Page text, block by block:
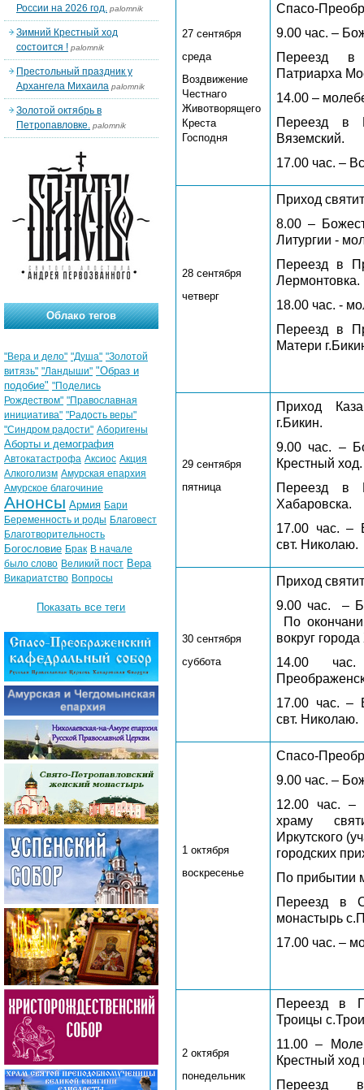
27 сентября
среда
Воздвижение
Честнаго
Животворящего
Креста
Господня
Спасо-
9.00 час. –
Переезд в
Патриарха
14.00 –
Переезд в
Вяземский.
17.00 час. –
28 сентября
четверг
Приход
8.00 –
Литургии -
Переезд в
Лермонтовка.
18.00 час. -
Переезд в
Матери
29 сентября
пятница
Приход
г.Бикин.
9.00 час. –
Крестный ход.
Переезд в
Хабаровска.
17.00 час. –
свт. Николаю.
30 сентября
суббота
Приход
9.00 час.
–
По
вокруг
14.00
17.00 час. –
свт. Николаю.
1 октября
воскресенье
Спасо-
9.00 час. –
12.00 час. –
храму
Иркутского
городских
По прибытии
Переезд в
монастырь
17.00 час. –
2 октября
понедельник
Переезд в
Троицы
11.00 –
Крестный ход
Переезд
России на 2026 год. palomnik
Зимний Крестный ход
состоится ! palomnik
Престольный праздник у
Архангела Михаила palomnik
Золотой октябрь в
Петропавловке. palomnik
Облако тегов
"Вера и дело" "Душа" "Золотой
витязь" "Ландыши" "Образ и
подобие" "Поделись
Рождеством" "Православная
инициатива" "Радость веры"
"Синдром радости" Аборигены
Аборты и демография
Автокатастрофа Аксиос Акция
Алкоголизм Амурская епархия
Амурское благочиние
Анонсы Армия Бари
Беременность и роды Благовест
Благотворительность
Богословие Брак В начале
было слово Великий пост Вера
Викариатство Вопросы
Показать все теги